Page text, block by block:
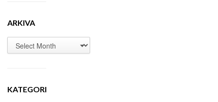
ARKIVA
KATEGORI